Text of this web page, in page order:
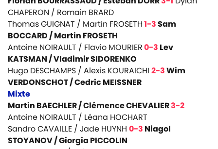
CHAPERON / Romain BRARD
Thomas GUIGNAT / Martin FROSETH1-3Sam
BOCCARD / Martin FROSETH
Antoine NOIRAULT / Flavio MOURIER0-3 Lev
KATSMAN / Vladimir SIDORENKO
Hugo DESCHAMPS / Alexis KOURAICHI 2-3Wim
VERDONSCHOT / Cedric MEISSNER
Mixte
Martin BAECHLER / Clémence CHEVALIER3-2
Antoine NOIRAULT / Léana HOCHART
Sandro CAVAILLE / Jade HUYNH 0-3 Niagol
STOYANOV / Giorgia PICCOLIN